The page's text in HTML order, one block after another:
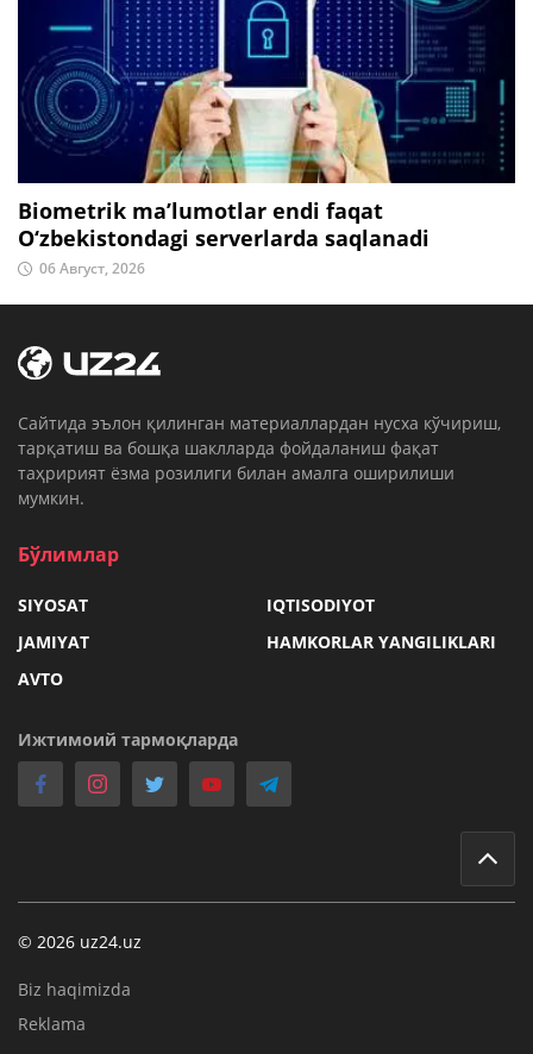
Biometrik ma’lumotlar endi faqat
O‘zbekistondagi serverlarda saqlanadi
06 Август, 2026
Cайтида эълон қилинган материаллардан нусха кўчириш,
тарқатиш ва бошқа шаклларда фойдаланиш фақат
таҳририят ёзма розилиги билан амалга оширилиши
мумкин.
Бўлимлар
SIYOSAT
IQTISODIYOT
JAMIYAT
HAMKORLAR YANGILIKLARI
AVTO
Ижтимоий тармоқларда
© 2026 uz24.uz
Biz haqimizda
Reklama